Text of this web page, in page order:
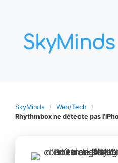
contenu
SkyMinds
Web/Tech
Rhythmbox ne détecte pas